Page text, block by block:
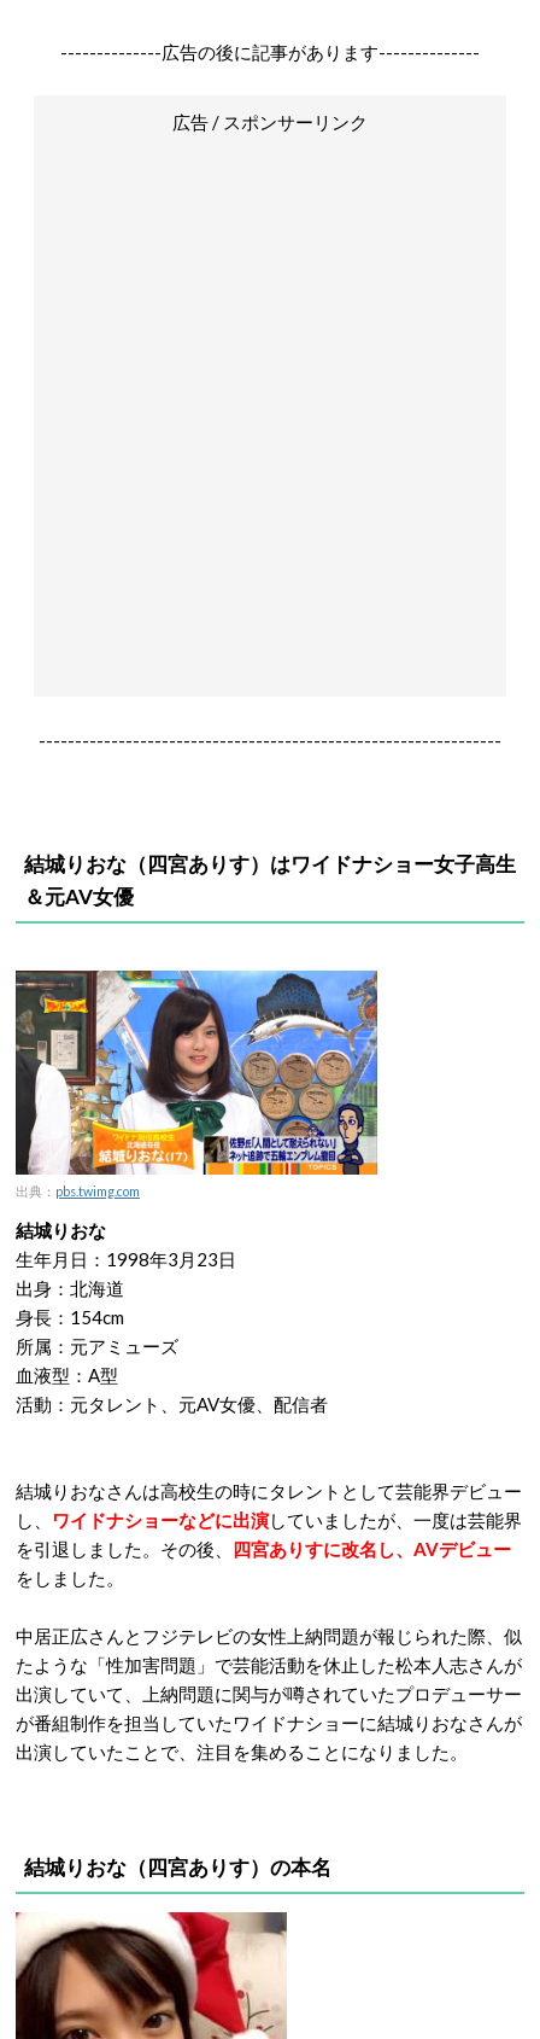
--------------広告の後に記事があります--------------
広告 / スポンサーリンク
----------------------------------------------------------------
結城りおな（四宮ありす）はワイドナショー女子高生
＆元AV女優
出典： pbs.twimg.com
結城りおな
生年月日：1998年3月23日
出身：北海道
身長：154cm
所属：元アミューズ
血液型：A型
活動：元タレント、元AV女優、配信者
結城りおなさんは高校生の時にタレントとして芸能界デビュー
し、
ワイドナショーなどに出演していましたが、一度は芸能界
を引退しました。その後、 四宮ありすに改名し、AVデビュー
をしました。
中居正広さんとフジテレビの女性上納問題が報じられた際、似
たような「性加害問題」で芸能活動を休止した松本人志さんが
出演していて、上納問題に関与が噂されていたプロデューサー
が番組制作を担当していたワイドナショーに結城りおなさんが
出演していたことで、注目を集めることになりました。
結城りおな（四宮ありす）の本名